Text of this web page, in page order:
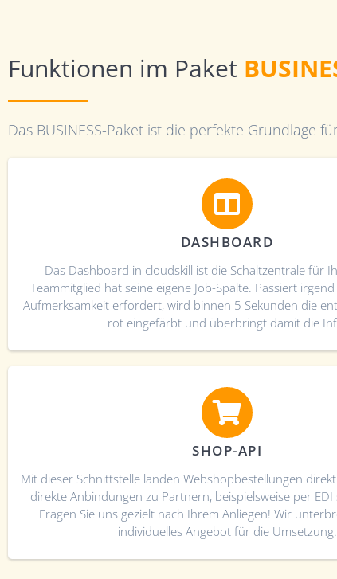
Funktionen im Paket
Das BUSINESS-Paket ist die perfekte Grundlage
DASHBOARD
Das Dashboard in cloudskill ist die Schaltzentrale für
Teammitglied hat seine eigene Job-Spalte. Passiert
Aufmerksamkeit erfordert, wird binnen 5 Sekunden die
rot eingefärbt und überbringt damit die
SHOP-API
Mit dieser Schnittstelle landen Webshopbestellungen direkt
direkte Anbindungen zu Partnern, beispielsweise per
Fragen Sie uns gezielt nach Ihrem Anliegen! Wir
individuelles Angebot für die Umsetzung.